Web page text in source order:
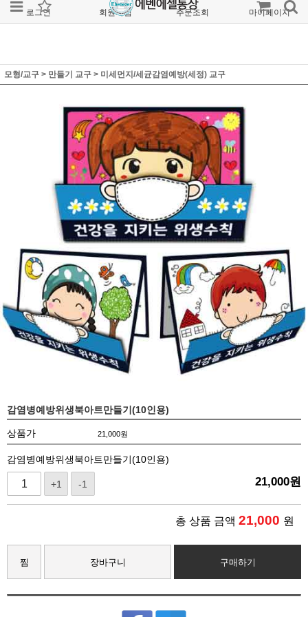
로그인 회원가입 주문조회 마이페이지
모형/교구 > 만들기 교구 > 미세먼지/세균감염예방(세정) 교구
감염병예방위생북아트만들기(10인용)
상품가 21,000원
감염병예방위생북아트만들기(10인용)
+1 -1 21,000원
총 상품 금액 21,000 원
찜 장바구니 구매하기